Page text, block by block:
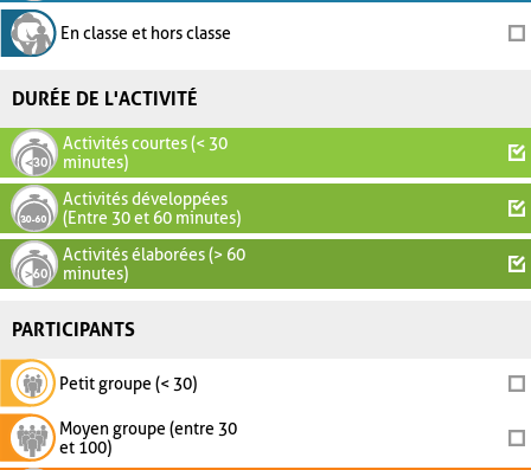
En classe et hors classe
DURÉE DE L'ACTIVITÉ
Activités courtes (< 30
minutes)
Activités développées
(Entre 30 et 60 minutes)
Activités élaborées (> 60
minutes)
PARTICIPANTS
Petit groupe (< 30)
Moyen groupe (entre 30
et 100)